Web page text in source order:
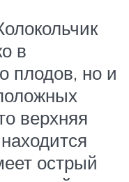
в
плодов, но и
верхняя
острый